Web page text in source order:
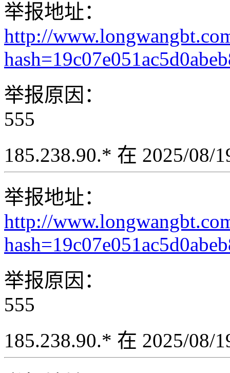
举报地址：
http://
举报原因：
555
185.238.90.* 在 2025/08/
举报地址：
http://
举报原因：
555
185.238.90.* 在 2025/08/